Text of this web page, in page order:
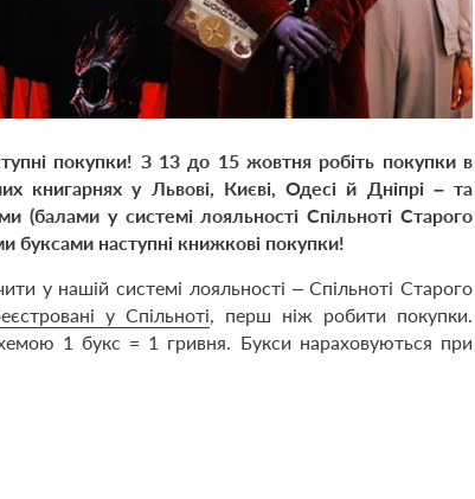
покупки! З 13 до 15 жовтня робіть покупки в
книгарнях у Львові, Києві, Одесі й Дніпрі – та
(балами у системі лояльності Спільноті Старого
буксами наступні книжкові покупки!
у нашій системі лояльності – Спільноті Старого
у Спільноті , перш ніж робити покупки.
1 букс = 1 гривня. Букси нараховуються при